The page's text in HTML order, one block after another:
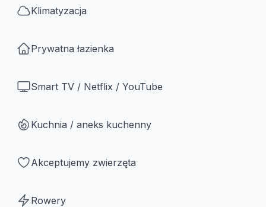
Klimatyzacja
Prywatna łazienka
Smart TV / Netflix / YouTube
Kuchnia / aneks kuchenny
Akceptujemy zwierzęta
Rowery